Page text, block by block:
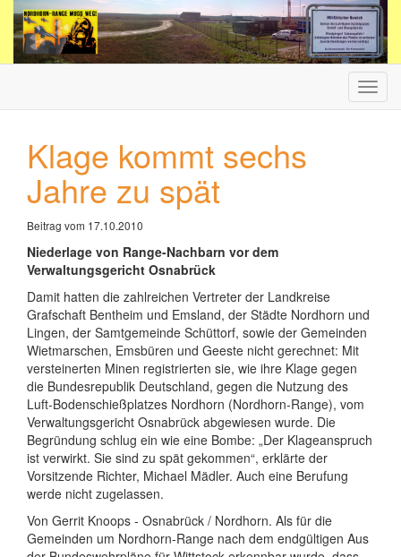
ein-/
Klage kommt sechs
Jahre zu spät
Beitrag vom 17.10.2010
Niederlage von Range-Nachbarn vor dem
Verwaltungsgericht Osnabrück
Damit hatten die zahlreichen Vertreter der Landkreise
Grafschaft Bentheim und Emsland, der Städte Nordhorn und
Lingen, der Samtgemeinde Schüttorf, sowie der Gemeinden
Wietmarschen, Emsbüren und Geeste nicht gerechnet: Mit
versteinerten Minen registrierten sie, wie ihre Klage gegen
die Bundesrepublik Deutschland, gegen die Nutzung des
Luft-Bodenschießplatzes Nordhorn (Nordhorn-Range), vom
Verwaltungsgericht Osnabrück abgewiesen wurde. Die
Begründung schlug ein wie eine Bombe: „Der Klageanspruch
ist verwirkt. Sie sind zu spät gekommen“, erklärte der
Vorsitzende Richter, Michael Mädler. Auch eine Berufung
werde nicht zugelassen.
Von Gerrit Knoops - Osnabrück / Nordhorn. Als für die
Gemeinden um Nordhorn-Range nach dem endgültigen Aus